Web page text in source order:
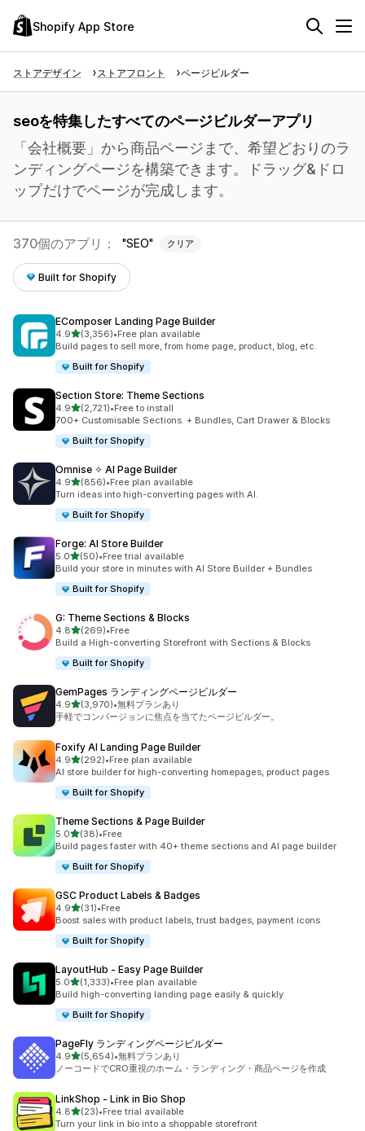
Shopify App Store
ストアデザイン ストアフロント ページビルダー
seoを特集したすべてのページビルダーアプリ
「会社概要」から商品ページまで、希望どおりのラ
ンディングページを構築できます。ドラッグ&ドロ
ップだけでページが完成します。
370個のアプリ： SEO クリア
Built for Shopify
EComposer Landing Page Builder
4.95つ星中
(3,356)
合計レビュー数：3356件
•Free plan available
Build pages to sell more, from home page, product, blog, etc.
Built for Shopify
Section Store: Theme Sections
4.95つ星中
(2,721)
合計レビュー数：2721件
•Free to install
700+ Customisable Sections. + Bundles, Cart Drawer & Blocks
Built for Shopify
Omnise ✧ AI Page Builder
4.95つ星中
(856)
合計レビュー数：856件
•Free plan available
Turn ideas into high-converting pages with AI.
Built for Shopify
Forge: AI Store Builder
5.05つ星中
(50)
合計レビュー数：50件
•Free trial available
Build your store in minutes with AI Store Builder + Bundles
Built for Shopify
G: Theme Sections & Blocks
4.85つ星中
(269)
合計レビュー数：269件
•Free
Build a High-converting Storefront with Sections & Blocks
Built for Shopify
GemPages ランディングページビルダー
4.95つ星中
(3,970)
合計レビュー数：3970件
•無料プランあり
手軽でコンバージョンに焦点を当てたページビルダー。
Foxify AI Landing Page Builder
4.95つ星中
(292)
合計レビュー数：292件
•Free plan available
AI store builder for high-converting homepages, product pages
Built for Shopify
Theme Sections & Page Builder
5.05つ星中
(38)
合計レビュー数：38件
•Free
Build pages faster with 40+ theme sections and AI page builder
Built for Shopify
GSC Product Labels & Badges
4.95つ星中
(31)
合計レビュー数：31件
•Free
Boost sales with product labels, trust badges, payment icons
Built for Shopify
LayoutHub ‑ Easy Page Builder
5.05つ星中
(1,333)
合計レビュー数：1333件
•Free plan available
Build high-converting landing page easily & quickly
Built for Shopify
PageFly ランディングページビルダー
4.95つ星中
(5,654)
合計レビュー数：5654件
•無料プランあり
ノーコードでCRO重視のホーム・ランディング・商品ページを作成
LinkShop ‑ Link in Bio Shop
4.85つ星中
(23)
合計レビュー数：23件
•Free trial available
Turn your link in bio into a shoppable storefront